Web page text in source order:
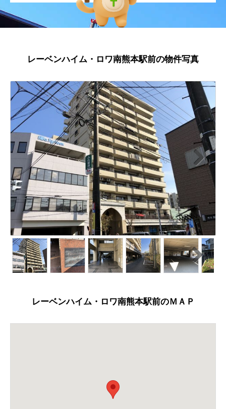
レーベンハイム・ロワ南熊本駅前の物件写真
N
N
ext
レーベンハイム・ロワ南熊本駅前のＭＡＰ